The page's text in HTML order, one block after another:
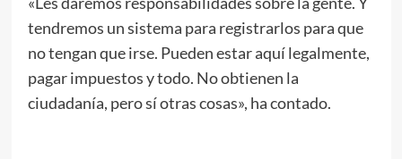
tendremos un sistema para registrarlos para que
no tengan que irse. Pueden estar aquí legalmente,
pagar impuestos y todo. No obtienen la
ciudadanía, pero sí otras cosas», ha contado.